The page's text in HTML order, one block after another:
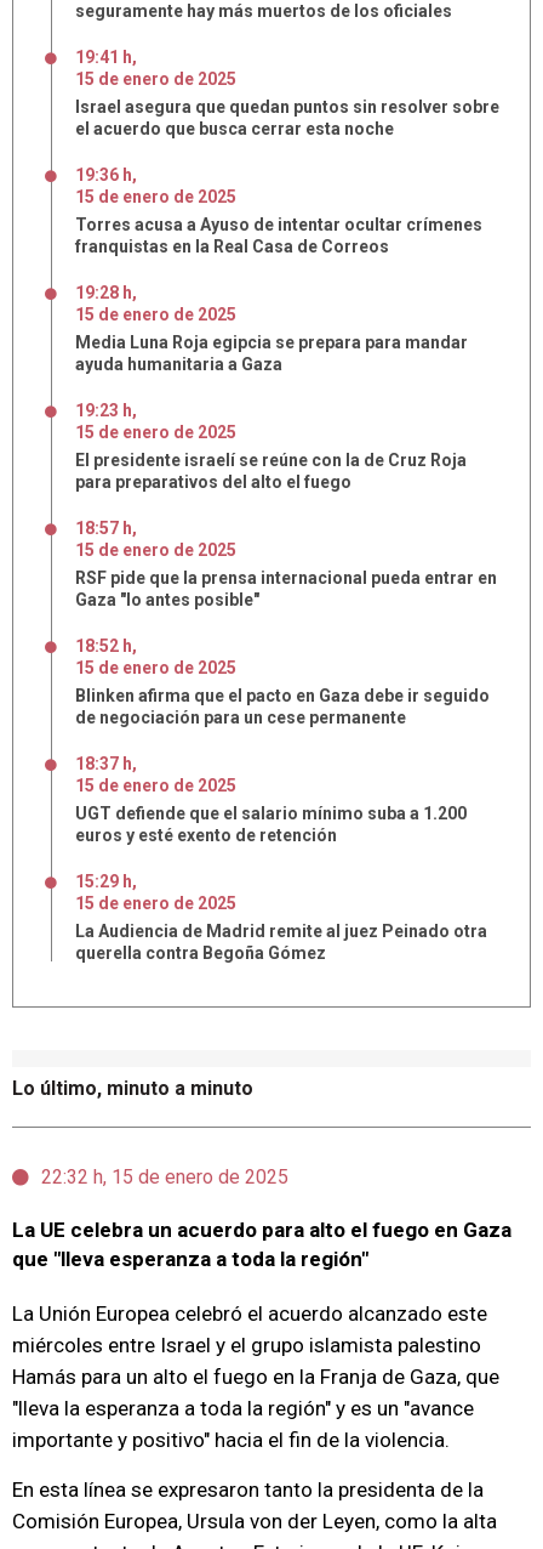
Lo último, minuto a minuto
22:32 h, 15 de enero de 2025
La UE celebra un acuerdo para alto el fuego en Gaza
que "lleva esperanza a toda la región"
La Unión Europea celebró el acuerdo alcanzado este
miércoles entre Israel y el grupo islamista palestino
Hamás para un alto el fuego en la Franja de Gaza, que
"lleva la esperanza a toda la región" y es un "avance
importante y positivo" hacia el fin de la violencia.
En esta línea se expresaron tanto la presidenta de la
Comisión Europea, Ursula von der Leyen, como la alta
seguramente hay más muertos de los oficiales
19:41 h,
15 de enero de 2025
Israel asegura que quedan puntos sin resolver sobre
el acuerdo que busca cerrar esta noche
19:36 h,
15 de enero de 2025
Torres acusa a Ayuso de intentar ocultar crímenes
franquistas en la Real Casa de Correos
19:28 h,
15 de enero de 2025
Media Luna Roja egipcia se prepara para mandar
ayuda humanitaria a Gaza
19:23 h,
15 de enero de 2025
El presidente israelí se reúne con la de Cruz Roja
para preparativos del alto el fuego
18:57 h,
15 de enero de 2025
RSF pide que la prensa internacional pueda entrar en
Gaza "lo antes posible"
18:52 h,
15 de enero de 2025
Blinken afirma que el pacto en Gaza debe ir seguido
de negociación para un cese permanente
18:37 h,
15 de enero de 2025
UGT defiende que el salario mínimo suba a 1.200
euros y esté exento de retención
15:29 h,
15 de enero de 2025
La Audiencia de Madrid remite al juez Peinado otra
querella contra Begoña Gómez